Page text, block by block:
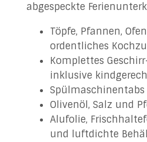
abgespeckte
Töpfe, Pfannen,
ordentliches
Komplettes
inklusive
Olivenöl, Salz und
Alufolie,
und luftdichte